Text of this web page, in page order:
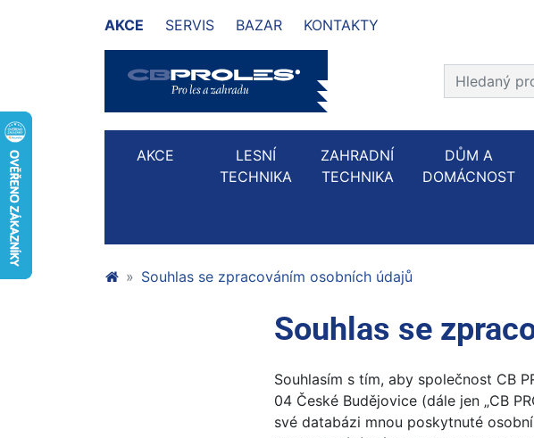
AKCE SERVIS BAZAR KONTAKTY
Prohledat
AKCE
LESNÍ
TECHNIKA
ZAHRADNÍ
TECHNIKA
DŮM A
DOMÁCNOST
Souhlas se zpracováním osobních údajů
Souhlas se
Souhlasím s tím, aby společnost CB
04 České Budějovice (dále jen „CB
své databázi mnou poskytnuté